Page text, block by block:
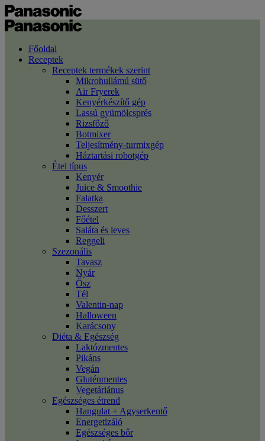
Főoldal
Receptek
Receptek termékek szerint
Mikrohullámú sütő
Air Fryerek
Kenyérkészítő gép
Lassú gyümölcsprés
Rizsfőző
Botmixer
Teljesítmény-turmixgép
Háztartási robotgép
Étel típus
Kenyér
Juice & Smoothie
Falatka
Desszert
Főétel
Saláta és leves
Reggeli
Szezonális
Tavasz
Nyár
Ősz
Tél
Valentin-nap
Halloween
Karácsony
Diéta & Egészség
Laktózmentes
Pikáns
Vegán
Gluténmentes
Vegetáriánus
Egészséges étrend
Hangulat + Agyserkentő
Energetizáló
Egészséges bőr